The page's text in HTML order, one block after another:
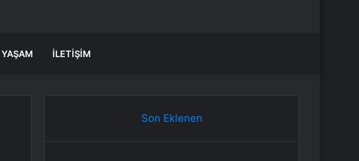
YAŞAM İLETIŞIM
Son Eklenen